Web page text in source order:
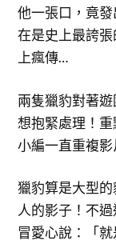
他一張口，竟
在是史上最誇
上瘋傳…
兩隻獵豹對著
想抱緊處理！
小編一直重複
獵豹算是大型
人的影子！不
冒愛心說：「